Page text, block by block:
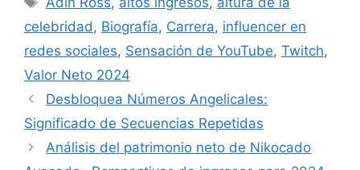
celebridad , Biografía, Carrera, influencer en
redes sociales, Sensación de YouTube, Twitch,
Valor Neto 2024
Desbloquea Números Angelicales:
Significado de Secuencias Repetidas
Análisis del patrimonio neto de Nikocado